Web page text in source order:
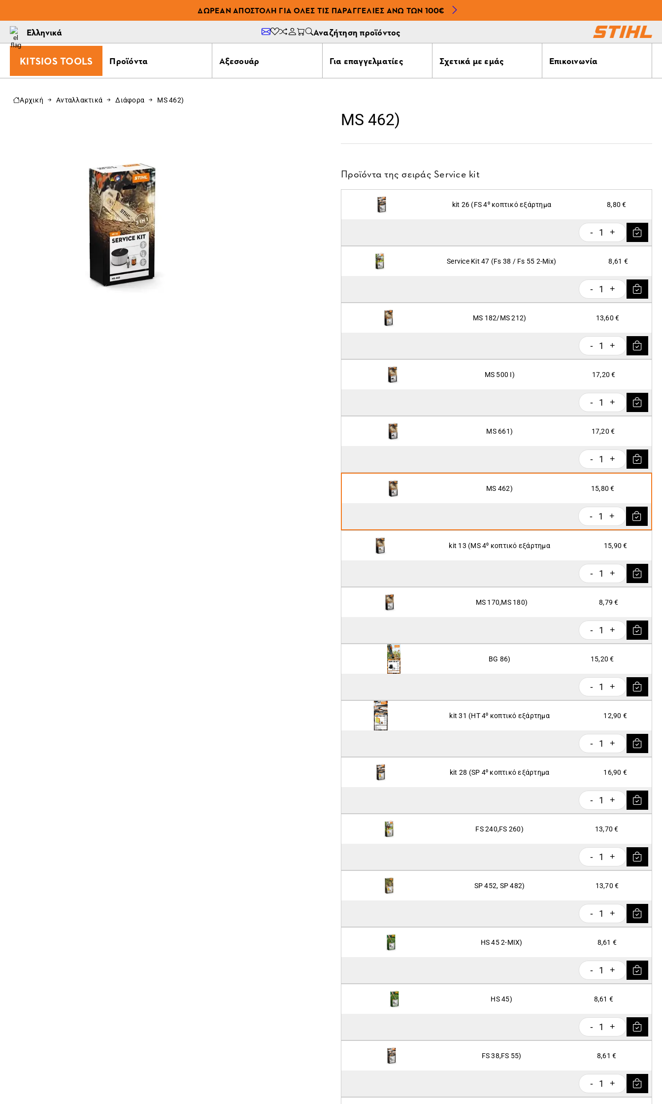
ΔΩΡΕΆΝ ΑΠΟΣΤΟΛΉ ΓΙΑ ΌΛΕΣ ΤΙΣ ΠΑΡΑΓΓΕΛΊΕΣ ΆΝΩ ΤΩΝ 100€
Ελληνικά Αναζήτηση προϊόντος
KITSIOS TOOLS Προϊόντα Αξεσουάρ Για επαγγελματίες Σχετικά με εμάς Επικοινωνία
Αρχική Ανταλλακτικά Διάφορα MS 462)
MS 462)
Προϊόντα της σειράς Service kit
kit 26 (FS 4⁰ κοπτικό εξάρτημα 8,80 €
- 1 +
Service Kit 47 (Fs 38 / Fs 55 2-Mix) 8,61 €
- 1 +
MS 182/MS 212) 13,60 €
- 1 +
MS 500 I) 17,20 €
- 1 +
MS 661) 17,20 €
- 1 +
MS 462) 15,80 €
- 1 +
kit 13 (ΜS 4⁰ κοπτικό εξάρτημα 15,90 €
- 1 +
MS 170,MS 180) 8,79 €
- 1 +
BG 86) 15,20 €
- 1 +
kit 31 (HT 4⁰ κοπτικό εξάρτημα 12,90 €
- 1 +
kit 28 (SP 4⁰ κοπτικό εξάρτημα 16,90 €
- 1 +
FS 240,FS 260) 13,70 €
- 1 +
SP 452, SP 482) 13,70 €
- 1 +
HS 45 2-MIX) 8,61 €
- 1 +
HS 45) 8,61 €
- 1 +
FS 38,FS 55) 8,61 €
- 1 +